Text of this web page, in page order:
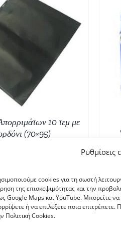
Ρυθμίσεις
cookies για τη σωστή
της επισκεψιμότητας και την
Google Maps και YouTube. Μπορείτε
ή να επιλέξετε ποια επιτρέπετε.
Πολιτική Cookies.
10 τεμ με
(70×95)
ΣΤΟ ΚΑΛΆΘΙ
ΛΕΠΤΟΜΈΡΕΙΕΣ